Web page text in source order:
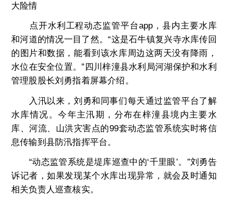
大险情
点开水利工程动态监管平台app，县内主要水库
和河道的情况一目了然。“这是石牛镇复兴寺水库传回
的图片和数据，能看到该水库周边这两天没有降雨，
水位在安全位置。”四川梓潼县水利局河湖保护和水利
管理股股长刘勇指着屏幕介绍。
入汛以来，刘勇和同事们每天通过监管平台了解
水库情况。今年主汛期，分布在梓潼县境内主要水
库、河流、山洪灾害点的99套动态监管系统实时将信
息传输到县防汛指挥平台。
“动态监管系统是堤库巡查中的‘千里眼’。”刘勇告
诉记者，如果发现某个水库出现异常，就会及时通知
相关负责人巡查核实。